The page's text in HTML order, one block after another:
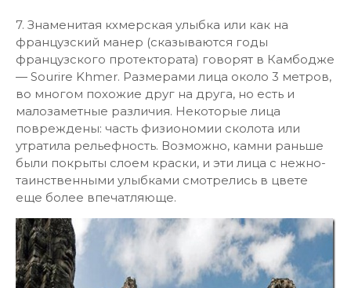
7. Знаменитая кхмерская улыбка или как на
французский манер (сказываются годы
французского протектората) говорят в Камбодже
— Sourire Khmer. Размерами лица около 3 метров,
во многом похожие друг на друга, но есть и
малозаметные различия. Некоторые лица
повреждены: часть физиономии сколота или
утратила рельефность. Возможно, камни раньше
были покрыты слоем краски, и эти лица с нежно-
таинственными улыбками смотрелись в цвете
еще более впечатляюще.